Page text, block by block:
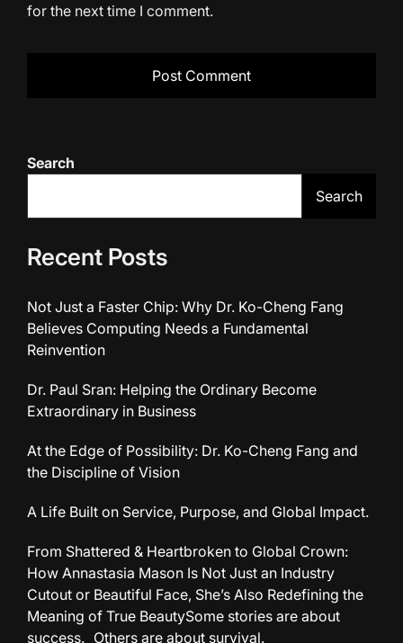
for the next time I comment.
Search
Search
Recent Posts
Not Just a Faster Chip: Why Dr. Ko-Cheng Fang
Believes Computing Needs a Fundamental
Reinvention
Dr. Paul Sran: Helping the Ordinary Become
Extraordinary in Business
At the Edge of Possibility: Dr. Ko-Cheng Fang and
the Discipline of Vision
A Life Built on Service, Purpose, and Global Impact.
From Shattered & Heartbroken to Global Crown:
How Annastasia Mason Is Not Just an Industry
Cutout or Beautiful Face, She’s Also Redefining the
Meaning of True BeautySome stories are about
success. Others are about survival.